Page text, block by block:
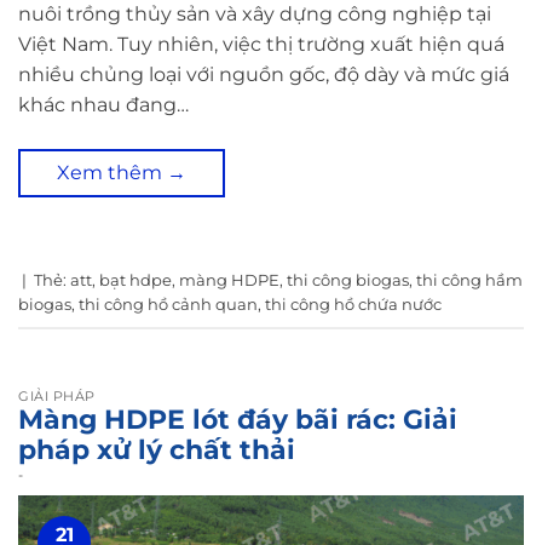
nuôi trồng thủy sản và xây dựng công nghiệp tại
Việt Nam. Tuy nhiên, việc thị trường xuất hiện quá
nhiều chủng loại với nguồn gốc, độ dày và mức giá
khác nhau đang…
Xem thêm →
| Thẻ: att, bạt hdpe, màng HDPE, thi công biogas, thi công hầm
biogas, thi công hồ cảnh quan, thi công hồ chứa nước
GIẢI PHÁP
Màng HDPE lót đáy bãi rác: Giải
pháp xử lý chất thải
-
21